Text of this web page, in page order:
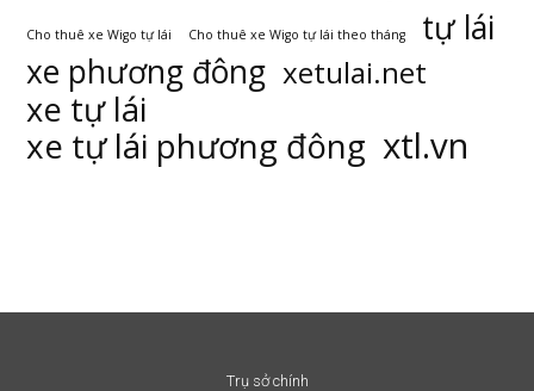
Cho thuê xe Wigo tự lái Cho thuê xe Wigo tự lái theo tháng
tự lái
xe phương đông xetulai.net
xe tự lái
xe tự lái phương đông xtl.vn
Trụ sở chính